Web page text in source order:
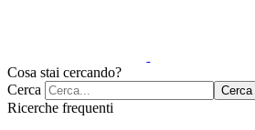
Cosa stai cercando?
Cerca
Cerca
Ricerche frequenti